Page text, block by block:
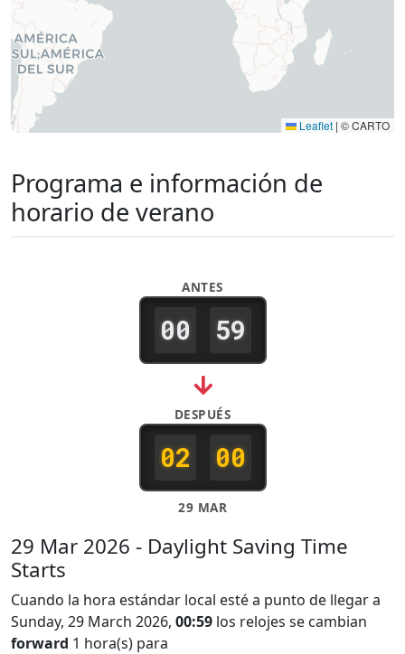
Leaflet | © CARTO
Programa e información de
horario de verano
ANTES
00 59
DESPUÉS
02 00
29 MAR
29 Mar 2026 - Daylight Saving Time
Starts
Cuando la hora estándar local esté a punto de llegar a
Sunday, 29 March 2026, 00:59 los relojes se cambian
forward 1 hora(s) para